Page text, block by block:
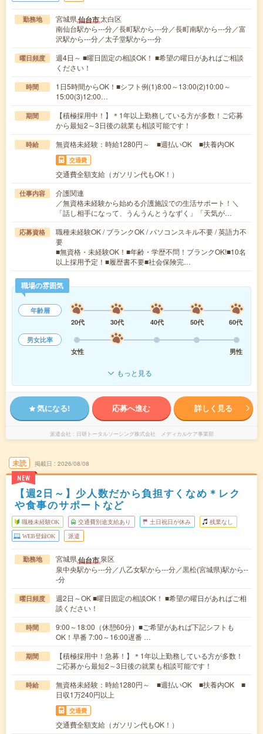
勤務地 宮城県仙台市太白区
南仙台駅から---分／長町駅から---分／長町南駅から---分／富
沢駅から---分／太子堂駅から---分
曜日頻度
週4日～ ■曜日固定の相談OK！ ■希望の曜日があればご相談
ください！
時間
1日5時間からOK！■シフト例(1)8:00～13:00(2)10:00～
15:00(3)12:00…
期間
【積極採用中！】＊1年以上勤務している方が多数！ご応募
から最短2～3日後の就業も相談可能です！
時給 無資格未経験：時給1280円～ ■週払いOK ■扶養内OK
交通費
交通費全額支給（ガソリン代もOK！）
仕事内容
介護関連
／無資格未経験から始める介護施設での生活サポート！＼
「話し相手になって、うんうんとうなずく」「天気が…
応募資格
職種未経験OK / ブランクOK / パソコンスキル不要 / 英語力不
要
■無資格・未経験OK！■年齢・学歴不問！ブランクOK!■10名
以上採用予定！■履歴書不要■社会保険完…
職場の雰囲気
年齢層
20代
30代 40代 50代
60代
男女比率
女性
男性
もっと見る
気になる! 応募へ進む 詳しく見る
派遣会社 日研トータルソーシング株式会社 メディカルケア事業部
未読
NEW
掲載日 2026/08/08
【週2日～】少人数だから負担すくなめ＊レク
や食事のサポートなど
職種未経験OK 交通費別途支給あり 土日祝日が休み 残業なし
WEB登録OK 派遣
勤務地 宮城県仙台市泉区
泉中央駅から---分／八乙女駅から---分／黒松(宮城県)駅から--
-分
曜日頻度
週2日～OK ■曜日固定の相談OK！ ■希望の曜日があればご相
談ください！
時間
9:00～18:00（休憩60分）■ご希望があれば下記シフトも
OK！早番 7:00～16:00遅番 …
期間
【積極採用中！急募！】＊1年以上勤務している方が多数！
ご応募から最短2～3日後の就業も相談可能です！
時給
無資格未経験：時給1280円～ ■週払いOK ■扶養内OK ■
日収1万240円以上
交通費
交通費全額支給（ガソリン代もOK！）